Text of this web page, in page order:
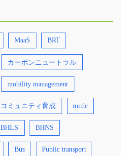
MaaS BRT
カーボンニュートラル
mobility management
コミュニティ育成 mcdc
BHLS BHNS
Bus Public transport